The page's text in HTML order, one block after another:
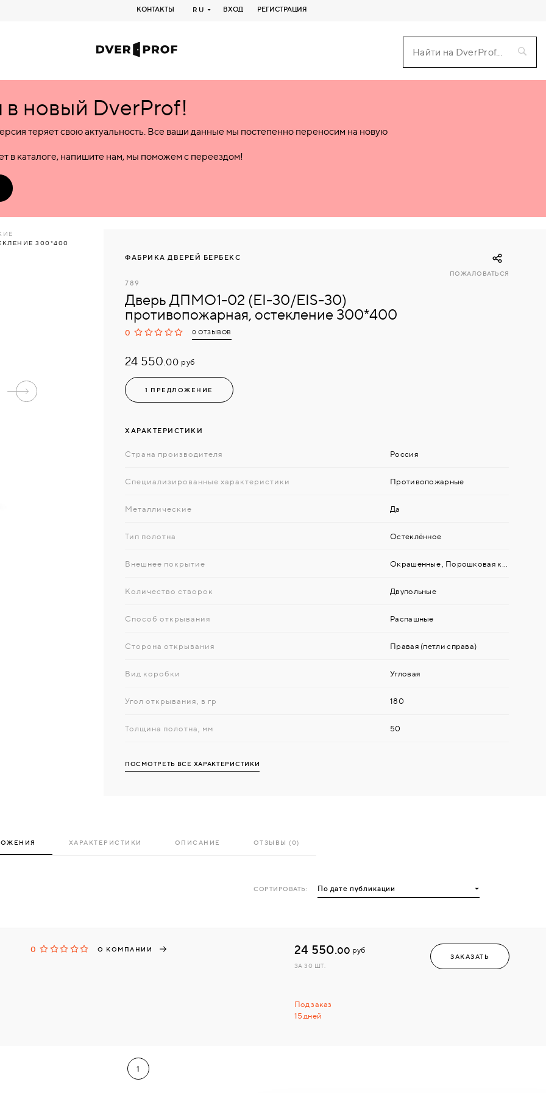
КОНТАКТЫ RU ВХОД РЕГИСТРАЦИЯ
новый DverProf!
теряет свою актуальность. Все ваши данные мы постепенно переносим на новую
в каталоге, напишите нам, мы поможем с переездом!
300*400
ФАБРИКА ДВЕРЕЙ БЕРБЕКС
789
Дверь ДПМО1-02 (EI-30/EIS-30)
противопожарная, остекление 300*400
0 0 ОТЗЫВОВ
24 550.00руб
1 ПРЕДЛОЖЕНИЕ
ПОЖАЛОВАТЬСЯ
ХАРАКТЕРИСТИКИ
Страна производителя Россия
Специализированные характеристики Противопожарные
Металлические Да
Тип полотна Остеклённое
Внешнее покрытие Окрашенные Порошковая краска
Количество створок Двупольные
Способ открывания Распашные
Сторона открывания Правая (петли справа)
Вид коробки Угловая
Угол открывания, в гр 180
Толщина полотна, мм 50
ПОСМОТРЕТЬ ВСЕ ХАРАКТЕРИСТИКИ
ХАРАКТЕРИСТИКИ ОПИСАНИЕ ОТЗЫВЫ (0)
СОРТИРОВАТЬ:
0 О КОМПАНИИ
Под заказ
15 дней
24 550.00 руб
ЗА 30 ШТ.
ЗАКАЗАТЬ
1